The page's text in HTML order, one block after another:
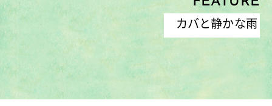
カバと静かな雨